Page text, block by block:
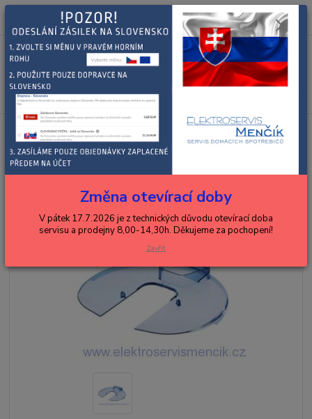
Menu
+420 602 288 130
(Po-Pá, 8-15 hod.)
0ks
za0,00 Kč
BOSCH, SIEMENS
mísy, nádoby, víka
víka
Bosch ochranné víko k robotu 00482103, 00483204
Bosch ochranné víko k robotu
00482103, 00483204
Změna otevírací doby
V pátek 17.7.2026 je z technických důvodu otevírací doba
servisu a prodejny 8,00-14,30h. Děkujeme za pochopení!
Zavřít